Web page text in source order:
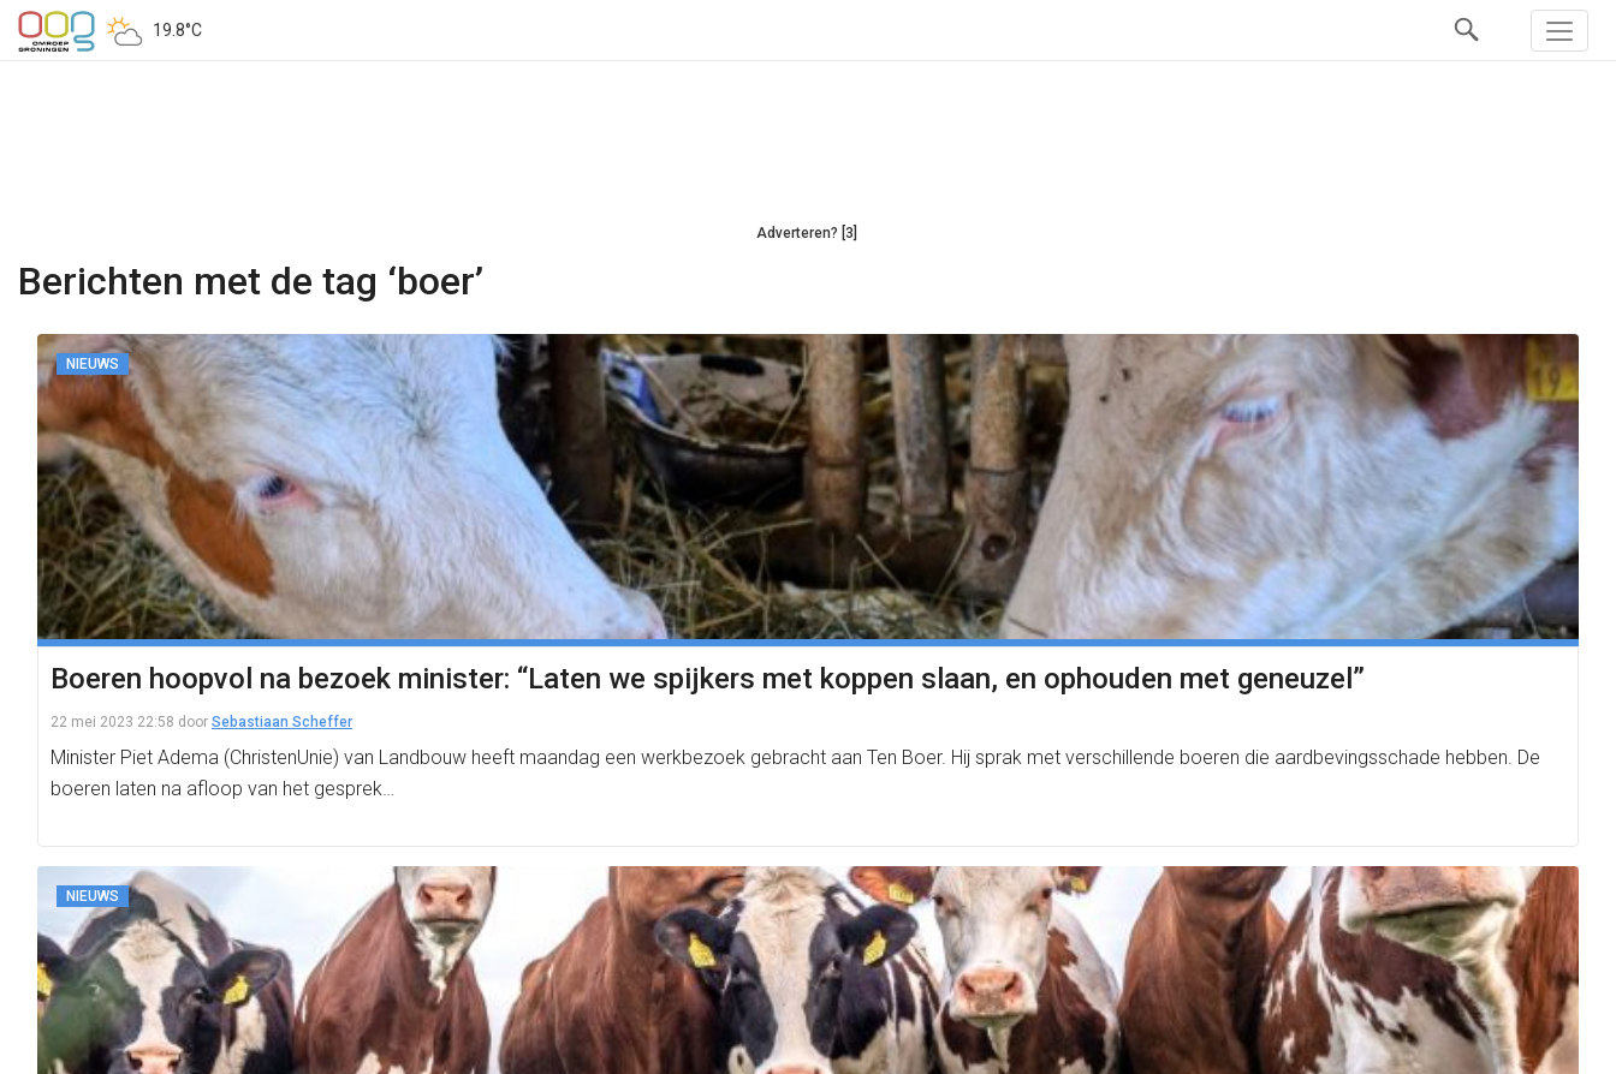
19.8°C
Adverteren? [3]
Berichten met de tag ‘boer’
NIEUWS
Boeren hoopvol na bezoek minister: “Laten we spijkers met koppen slaan, en ophouden met geneuzel”
22 mei 2023 22:58 door Sebastiaan Scheffer
Minister Piet Adema (ChristenUnie) van Landbouw heeft maandag een werkbezoek gebracht aan Ten Boer. Hij sprak met verschillende boeren die aardbevingsschade hebben. De
boeren laten na afloop van het gesprek…
NIEUWS